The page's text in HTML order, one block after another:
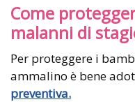
Come
malanni di
Per proteggere i
ammalino è bene
preventiva.